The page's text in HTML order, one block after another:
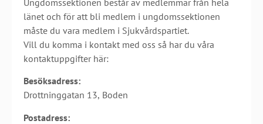
Ungdomssektionen består av medlemmar från hela
länet och för att bli medlem i ungdomssektionen
måste du vara medlem i Sjukvårdspartiet.
Vill du komma i kontakt med oss så har du våra
kontaktuppgifter här:
Besöksadress:
Drottninggatan 13, Boden
Postadress: